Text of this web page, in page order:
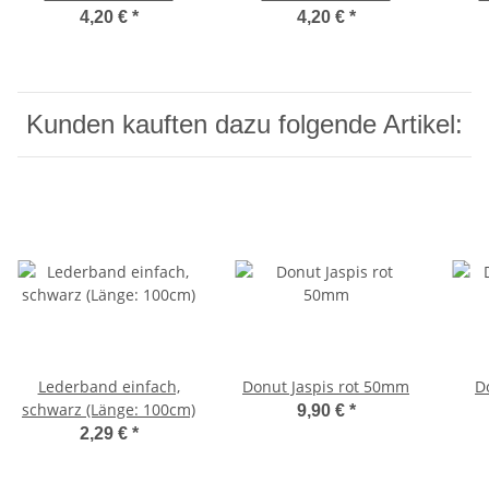
vergoldet
4,20 € *
versilbert
4,20 € *
Kunden kauften dazu folgende Artikel:
Lederband einfach,
schwarz (Länge: 100cm)
2,29 € *
Donut Jaspis rot 50mm
9,90 € *